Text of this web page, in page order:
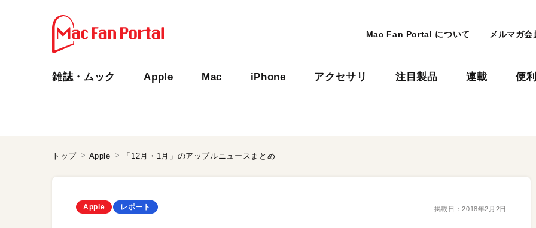
Mac Fan Portal について メルマガ会
雑誌・ムック Apple Mac iPhone アクセサリ 注目製品 連載 便
トップ Apple 「12月・1月」のアップルニュースまとめ
Apple レポート 掲載日：2018年2月2日